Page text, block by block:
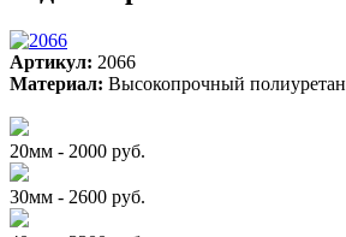
Артикул: 2066
Материал: Высокопрочный полиуретан
20мм - 2000 руб.
30мм - 2600 руб.